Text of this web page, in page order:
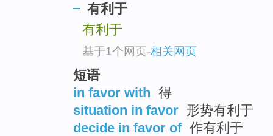
有利于
有利于
基于1个网页-相关网页
短语
in favor with 得
situation in favor 形势有利于
decide in favor of 作有利于